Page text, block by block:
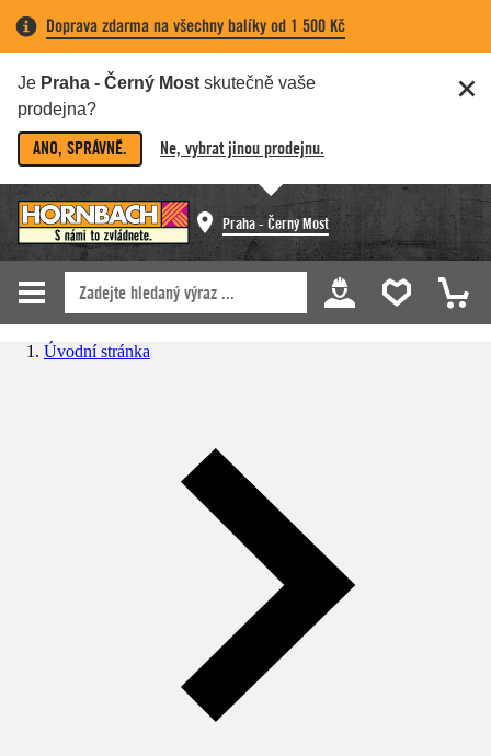
Doprava zdarma na všechny balíky od 1 500 Kč
Je Praha - Černý Most skutečně vaše
prodejna?
ANO, SPRÁVNĚ. Ne, vybrat jinou prodejnu.
Praha - Černý Most
Úvodní stránka